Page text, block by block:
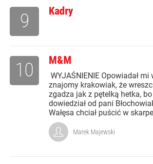
Kadry
9
M&M
WYJAŚNIENIE Opowiadał mi
znajomy krakowiak, że
zgadza jak z pętelką hetka, bo
dowiedział od pani
Wałęsa chciał puścić w
10
Marek Majewski